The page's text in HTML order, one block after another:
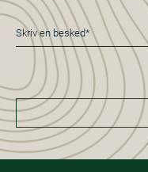
Besked
*